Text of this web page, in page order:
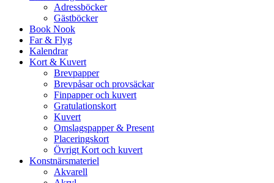
Adressböcker
Gästböcker
Book Nook
Far & Flyg
Kalendrar
Kort & Kuvert
Brevpapper
Brevpåsar och provsäckar
Finpapper och kuvert
Gratulationskort
Kuvert
Omslagspapper & Present
Placeringskort
Övrigt Kort och kuvert
Konstnärsmateriel
Akvarell